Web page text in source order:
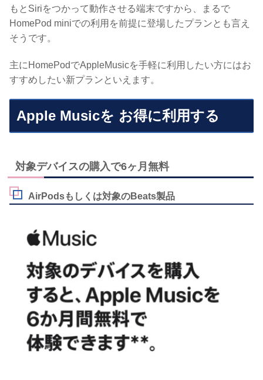
もとSiriをつかって動作させる端末ですから、まるで
HomePod miniでの利用を前提に登場したプランとも言え
そうです。
主にHomePodでAppleMusicを手軽に利用したい方にはお
すすめしたい新プランといえます。
Apple Musicを お得に利用する
対象デバイスの購入で6ヶ月無料
AirPodsもしくは対象のBeats製品